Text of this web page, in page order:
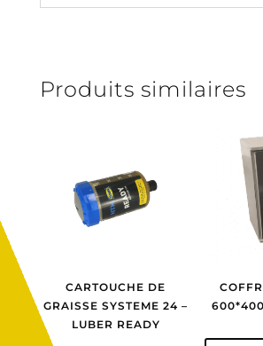
Produits similaires
CARTOUCHE DE
GRAISSE SYSTEME 24 –
LUBER READY